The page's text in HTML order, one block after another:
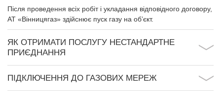
Після проведення всіх робіт і укладання відповідного договору,
АТ «Вінницягаз» здійснює пуск газу на об’єкт.
ЯК ОТРИМАТИ ПОСЛУГУ НЕСТАНДАРТНЕ
ПРИЄДНАННЯ
ПІДКЛЮЧЕННЯ ДО ГАЗОВИХ МЕРЕЖ